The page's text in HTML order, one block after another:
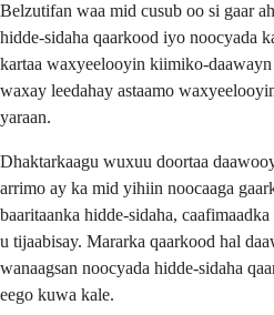
Belzutifan waa mid cusub oo si gaar
hidde-sidaha qaarkood iyo noocyada
kartaa waxyeelooyin kiimiko-
waxay leedahay astaamo
yaraan.
Dhaktarkaagu wuxuu doortaa
arrimo ay ka mid yihiin noocaaga
baaritaanka hidde-sidaha,
u tijaabisay. Mararka qaarkood hal
wanaagsan noocyada hidde-sidaha
eego kuwa kale.